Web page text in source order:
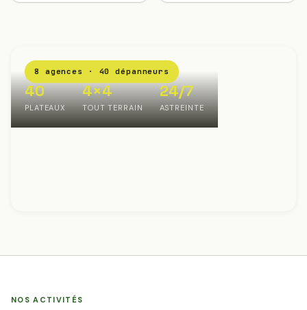
8 agences · 40 dépanneurs
40
PLATEAUX
4×4
TOUT TERRAIN
24/7
ASTREINTE
NOS ACTIVITÉS